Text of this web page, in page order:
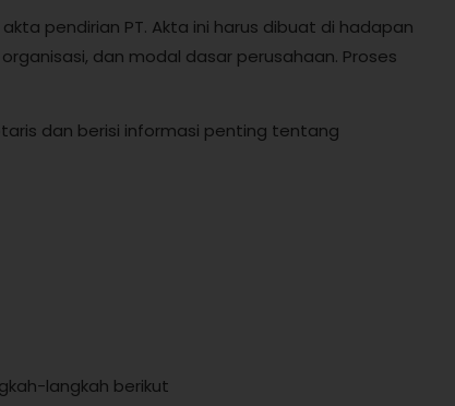
pendirian PT. Akta ini harus dibuat di hadapan
dan modal dasar perusahaan. Proses
dan berisi informasi penting tentang
langkah berikut